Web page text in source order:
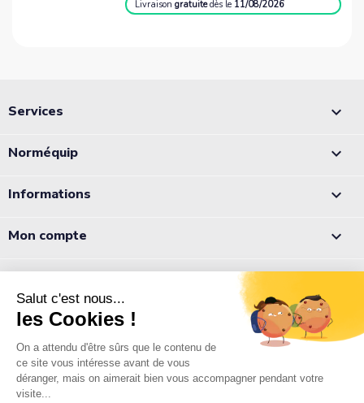
Livraisongratuite dès le 11/08/2026
Services 
Norméquip 
Informations 
Mon compte 
05 56 78 78 10
Notre équipe est à votre écoute du lundi au jeudi de 8h à 12h et
de 13h à 18h et le vendredi de 8h à 12h et de 13h à 17h.
Normequip
9 rue Pierre Paul de Riquet